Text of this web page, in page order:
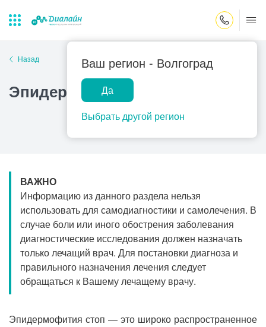
Ваш регион - Волгоград
Да
Выбрать другой регион
Лаборатории
Центр помощи
на дому
Закрыть поиск
Популярные запросы
Прием гинеколога
Прием гастроэнтеролога
Прием офтальмолога
Прием уролога
Прием хирурга
Прием кардиолога
Назад
Эпидермофития стоп
ВАЖНО
Информацию из данного раздела нельзя
использовать для самодиагностики и самолечения. В
случае боли или иного обострения заболевания
диагностические исследования должен назначать
только лечащий врач. Для постановки диагноза и
правильного назначения лечения следует
обращаться к Вашему лечащему врачу.
Эпидермофития стоп — это широко распространенное